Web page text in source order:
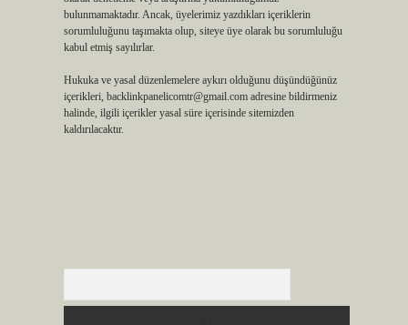
bulunmamaktadır. Ancak, üyelerimiz yazdıkları içeriklerin
sorumluluğunu taşımakta olup, siteye üye olarak bu sorumluluğu
kabul etmiş sayılırlar.
Hukuka ve yasal düzenlemelere aykırı olduğunu düşündüğünüz
içerikleri, backlinkpanelicomtr@gmail.comadresine bildirmeniz
halinde, ilgili içerikler yasal süre içerisinde sitemizden
kaldırılacaktır.